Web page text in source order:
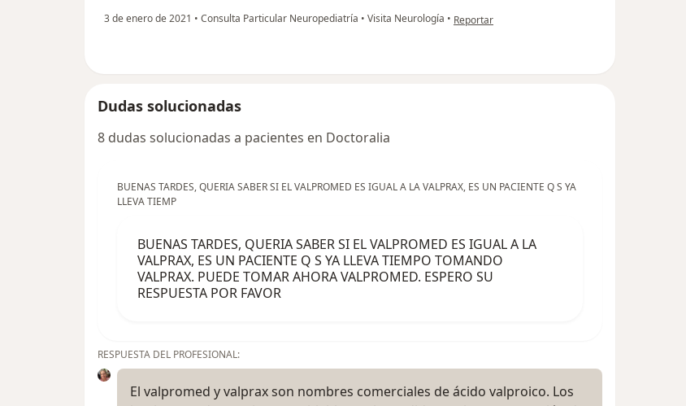
3 de enero de 2021 • Consulta Particular Neuropediatría • Visita Neurología • en opinión del usuario Elizabeth carhuallanqui
Reportar
Dudas solucionadas
8 dudas solucionadas a pacientes en Doctoralia
BUENAS TARDES, QUERIA SABER SI EL VALPROMED ES IGUAL A LA VALPRAX, ES UN PACIENTE Q S YA
LLEVA TIEMP
BUENAS TARDES, QUERIA SABER SI EL VALPROMED ES IGUAL A LA
VALPRAX, ES UN PACIENTE Q S YA LLEVA TIEMPO TOMANDO
VALPRAX. PUEDE TOMAR AHORA VALPROMED. ESPERO SU
RESPUESTA POR FAVOR
RESPUESTA DEL PROFESIONAL:
El valpromed y valprax son nombres comerciales de ácido valproico. Los